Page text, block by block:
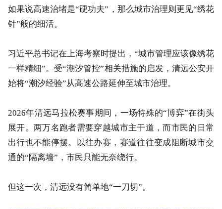
如果说高速治堵是“硬功夫”，那么城市治理则更见“绣花
针”般的细活。
习近平总书记在上海考察时提出，“城市管理应该像绣花
一样精细”。受“潮汐管控”相关措施的启发，清远公安开
始将“潮汐经验”从高速公路延伸至城市治理。
2026年清远马拉松赛事期间，一场特殊的“博弈”在街头
展开。两万名跑者需要穿越城市主干道，而市民的日常
出行也不能停摆。以往办赛，赛道往往变成阻断城市交
通的“隔离墙”，市民只能无奈绕行。
但这一次，清远没有简单地“一刀切”。